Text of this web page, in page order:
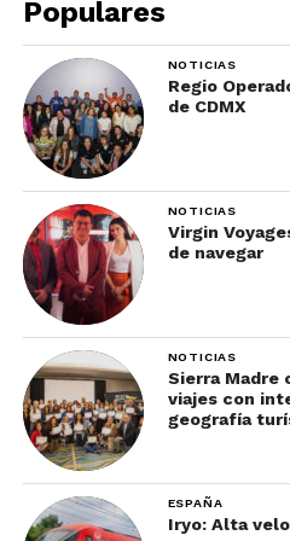
Foto: Bioparque Estrella Monterrey /
familias
¿Por qué visitarlo?
temáticosmás importantes
sitio perfecto para acercarte
divertidas actividades y
peques.
¿Para quién es?Para
animales
Populares
NOTICIAS
Regio
de CDMX
NOTICIAS
Virgin
de navegar
NOTICIAS
Sierra Madre
viajes con
geografía
ESPAÑA
Iryo: Alta